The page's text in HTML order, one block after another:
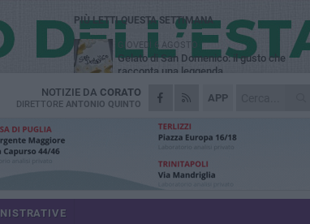
APP
NOTIZIE DA CORATO
DIRETTORE ANTONIO QUINTO
PIÙ LETTI QUESTA SETTIMANA
GIOVEDÌ 6 AGOSTO
Gelato di San Domenico: il gusto che
racconta una leggenda
VENERDÌ 7 AGOSTO
Uomo fermato in via Porta Pia: intervento
GIOVEDÌ 6 AGOSTO
nasce a Corato "Megaad"
MERCOLEDÌ 5 AGOSTO
Chiuso momentaneamente distributore di